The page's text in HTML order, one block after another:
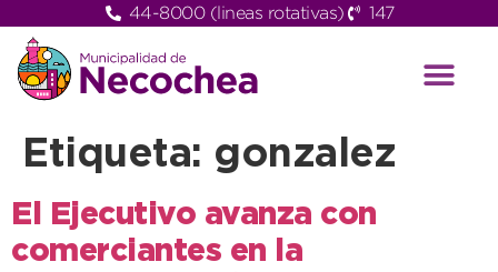
44-8000 (lineas rotativas) 147
Etiqueta: gonzalez
El Ejecutivo avanza con
comerciantes en la